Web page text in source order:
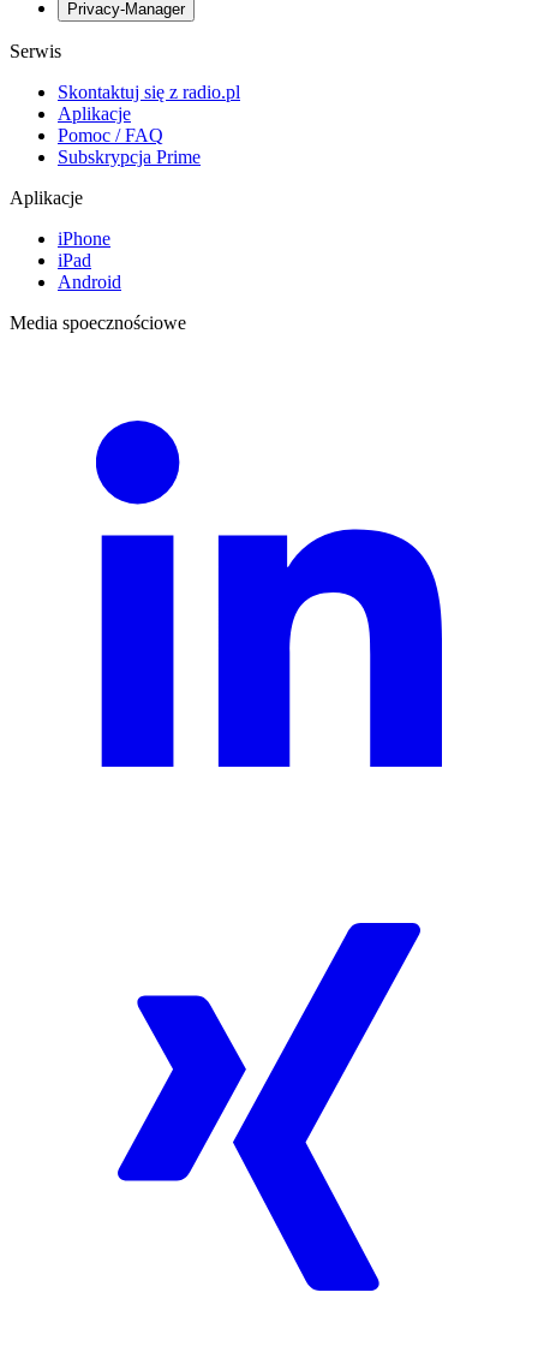
Privacy-Manager
Serwis
Skontaktuj się z radio.pl
Aplikacje
Pomoc / FAQ
Subskrypcja Prime
Aplikacje
iPhone
iPad
Android
Media spoecznościowe